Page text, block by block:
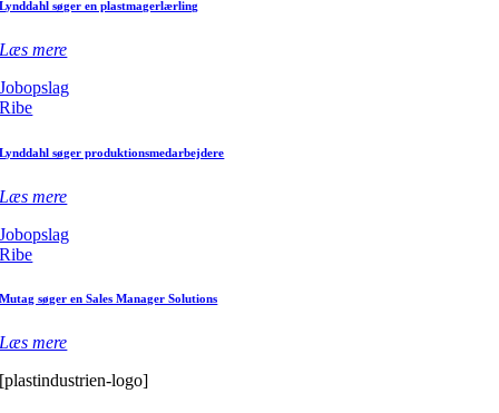
Lynddahl søger en plastmagerlærling
Læs mere
Jobopslag
Ribe
Lynddahl søger produktionsmedarbejdere
Læs mere
Jobopslag
Ribe
Mutag søger en Sales Manager Solutions
Læs mere
[plastindustrien-logo]